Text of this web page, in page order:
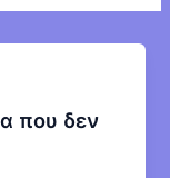
που δεν